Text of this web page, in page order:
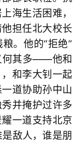
海生活困难，
担任北大校长
。他的“拒绝”
何其多——他和
和李大钊一起
道协助孙中山
并掩护过许多
一道支持北京
敌人，谁是朋